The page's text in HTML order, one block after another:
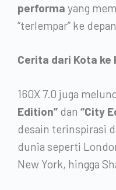
performa yang
“terlempar” ke
Cerita dari Kota ke
160X 7.0 juga
Edition” dan “City
desain terinspirasi
dunia seperti
New York, hingga